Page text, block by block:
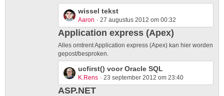
L
a
s
P
o
s
s
wissel tekst
Aaron 27 augustus 2012 om 00:32
Application express (Apex)
Alles omtrent Application express (Apex) kan hier worden
gepost/besproken.
L
a
s
ucfirst() voor Oracle SQL
K.Rens 23 september 2012 om 23:40
ASP.NET